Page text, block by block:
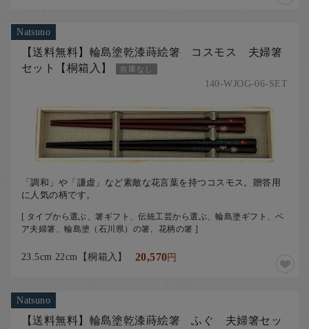
Natsuno
【送料無料】輪島塗乾漆蒔絵箸 コスモス 夫婦箸
セット【桐箱入】
在庫なし
140-WJOG-06-SET
「調和」や「謙虚」など素敵な花言葉を持つコスモス。贈答用
に人気の柄です。
[ タイプから選ぶ、箸ギフト、伝統工芸から選ぶ、輪島塗ギフト、ペ
ア夫婦箸、輪島塗（石川県）の箸、花柄の箸 ]
23.5cm 22cm【桐箱入】 20,570円
Natsuno
【送料無料】輪島塗乾漆蒔絵箸 ふぐ 夫婦箸セッ